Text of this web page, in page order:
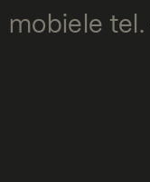
mobiele tel.